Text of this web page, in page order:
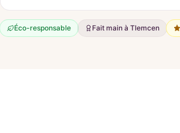
Éco-responsable Fait main à Tlemcen